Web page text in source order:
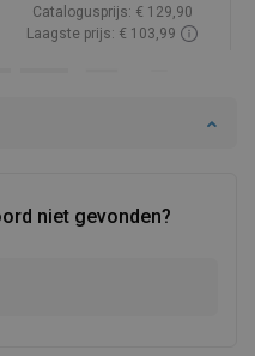
niet gevonden?
Catalogusprijs: € 129,90
Laagste prijs: € 103,99